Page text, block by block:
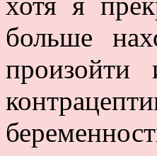
больше